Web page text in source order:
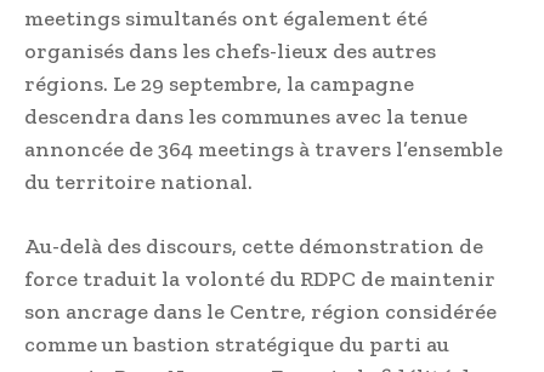
meetings simultanés ont également été
organisés dans les chefs-lieux des autres
régions. Le 29 septembre, la campagne
descendra dans les communes avec la tenue
annoncée de 364 meetings à travers l’ensemble
du territoire national.
Au-delà des discours, cette démonstration de
force traduit la volonté du RDPC de maintenir
son ancrage dans le Centre, région considérée
comme un bastion stratégique du parti au